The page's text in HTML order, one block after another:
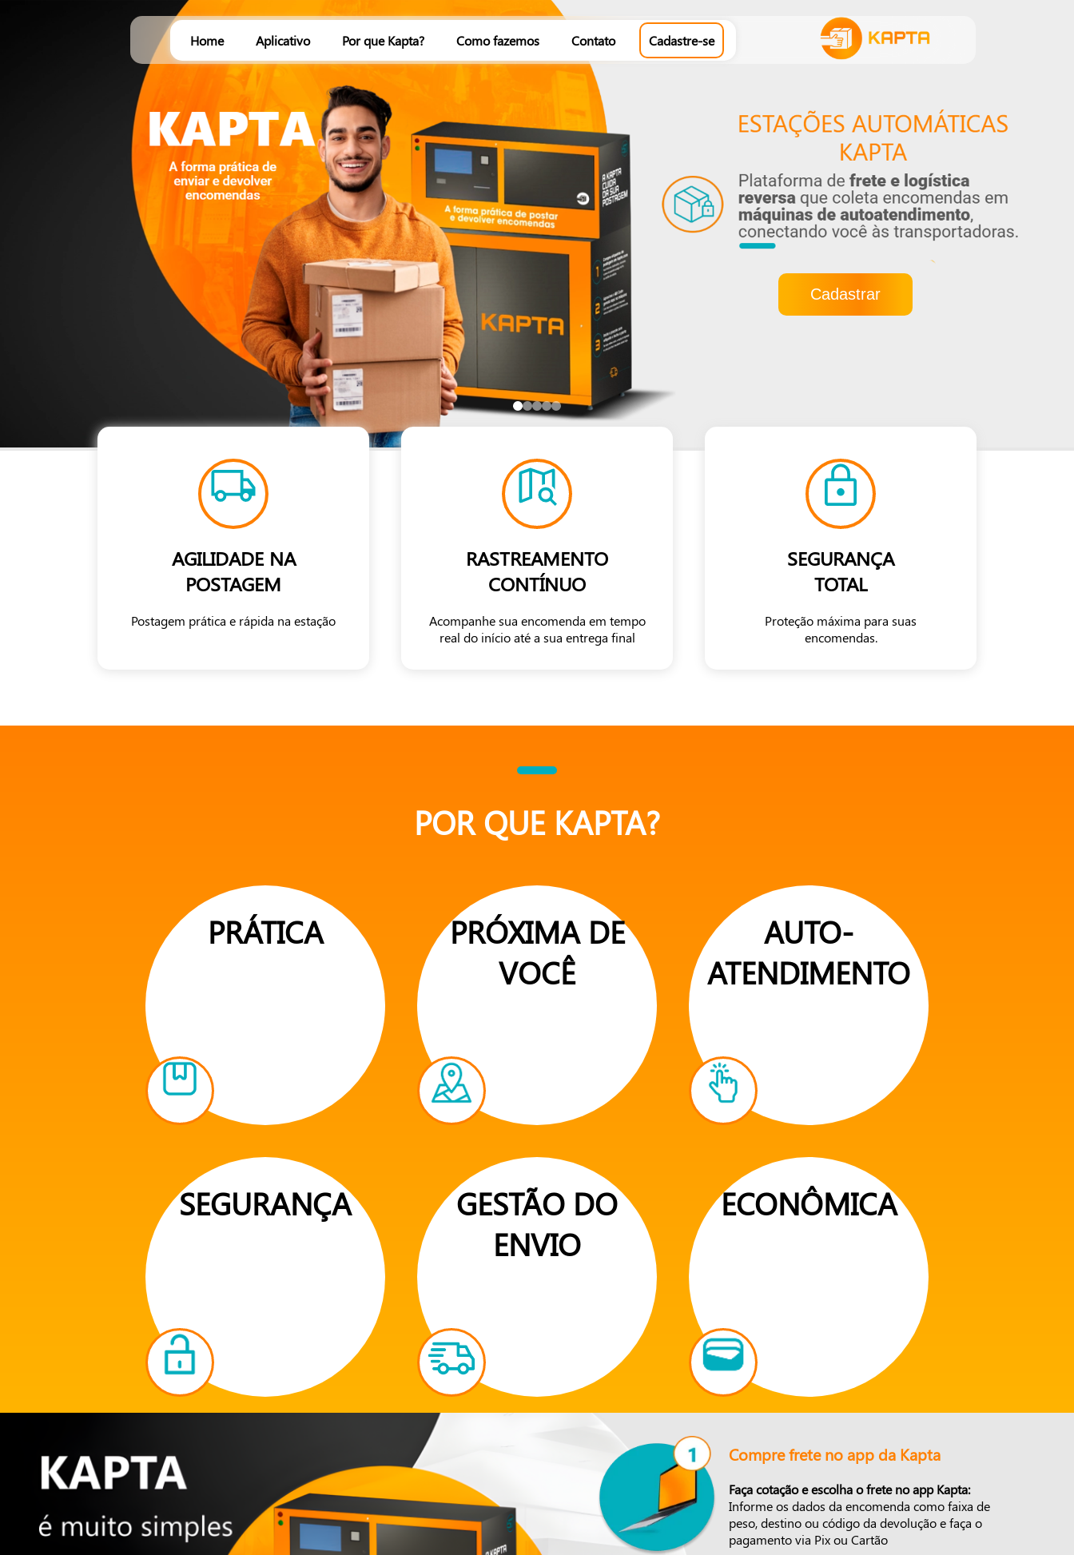
Home Aplicativo Por que Kapta? Como fazemos Contato Cadastre-se
Cadastrar
AGILIDADE NA
POSTAGEM
Postagem prática e rápida na estação
RASTREAMENTO
CONTÍNUO
Acompanhe sua encomenda em tempo
real do início até a sua entrega final
SEGURANÇA
TOTAL
Proteção máxima para suas
encomendas.
POR QUE KAPTA?
PRÁTICA
PRÓXIMA DE
VOCÊ
AUTO-
ATENDIMENTO
SEGURANÇA
GESTÃO DO
ENVIO
ECONÔMICA
Compre frete no app da Kapta
Faça cotação e escolha o frete no app Kapta:
Informe os dados da encomenda como faixa de
peso, destino ou código da devolução e faça o
pagamento via Pix ou Cartão